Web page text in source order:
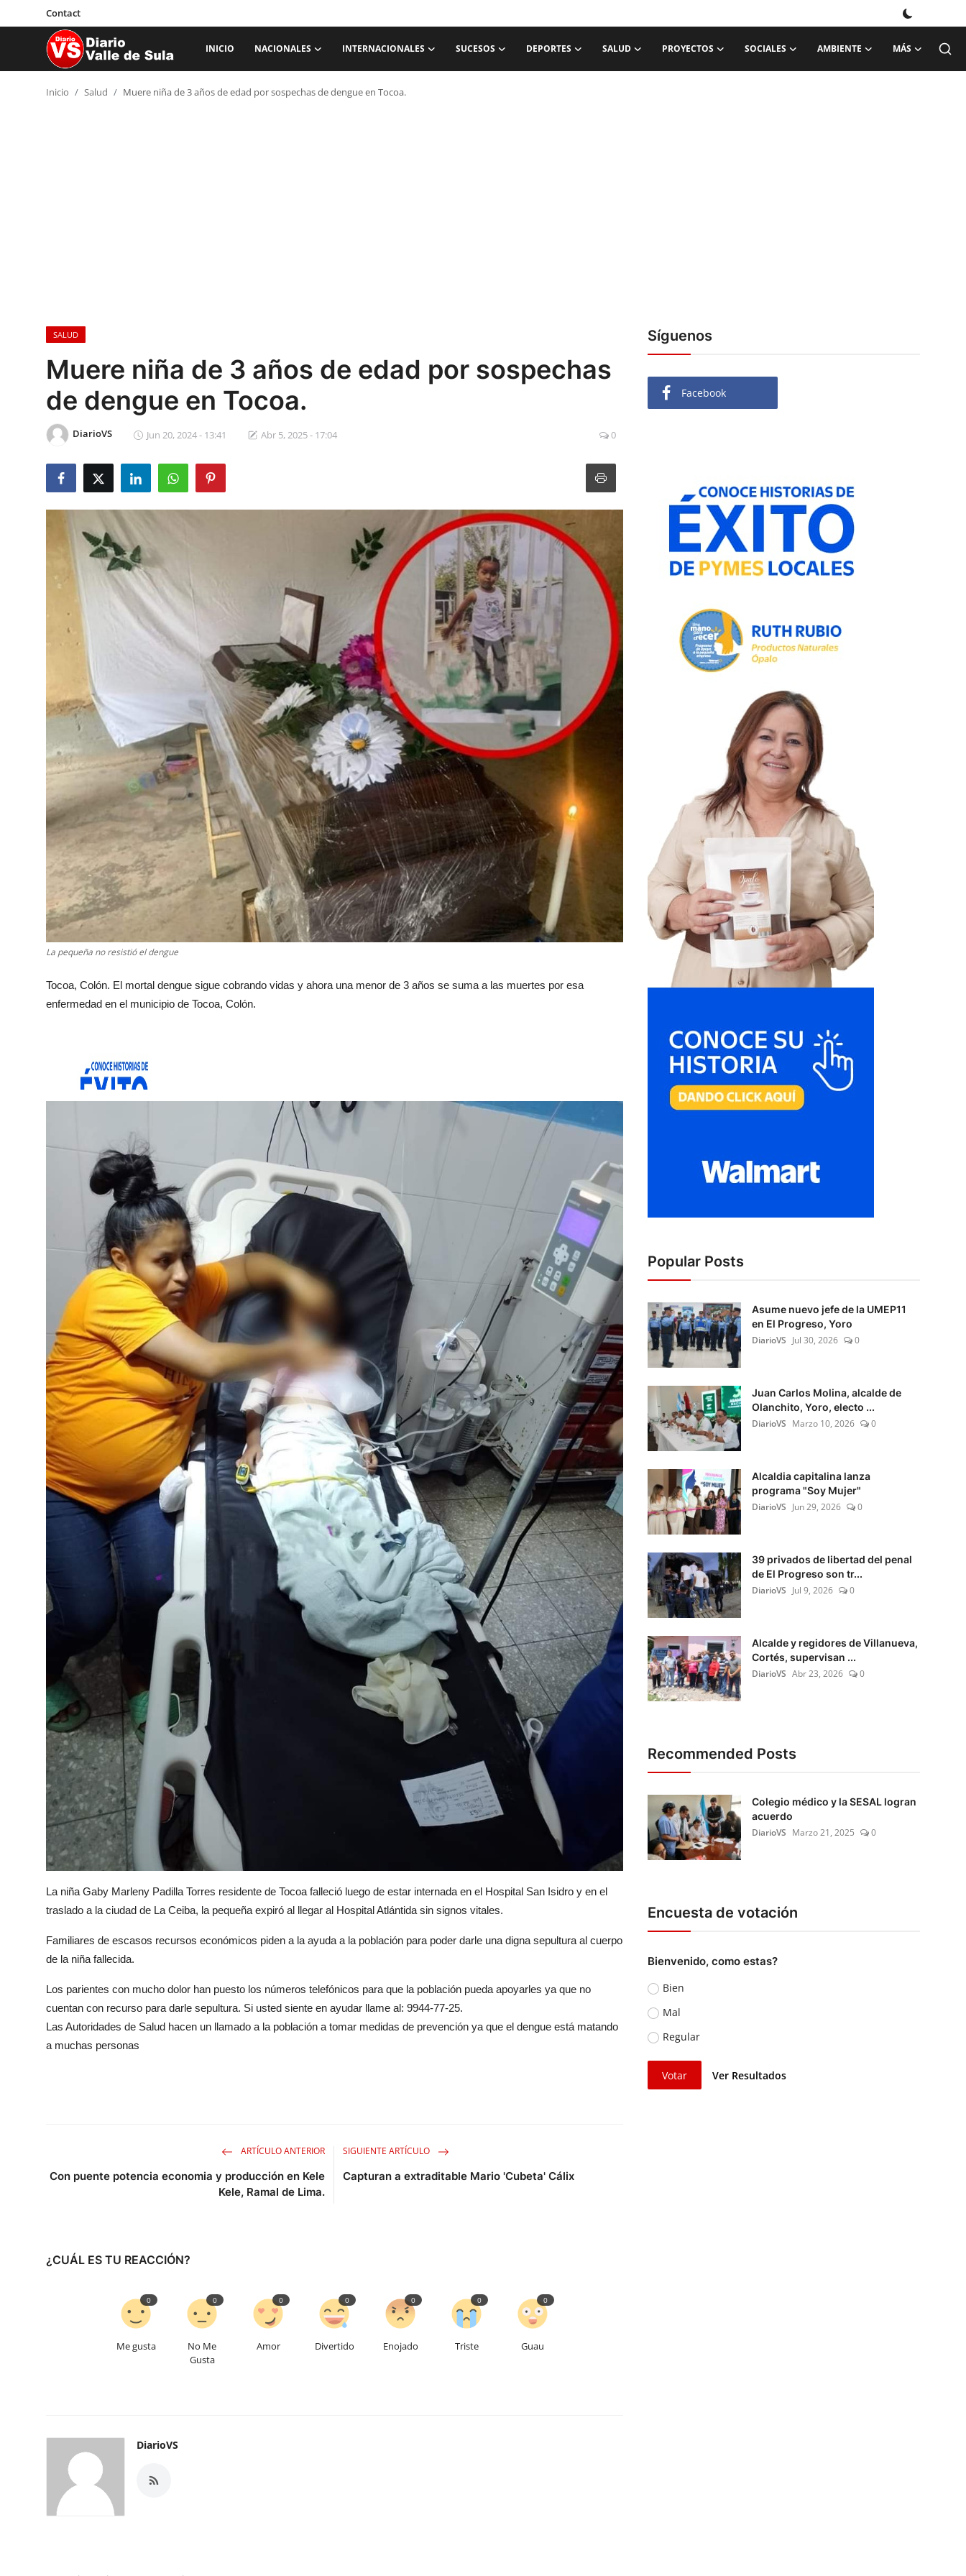
Contact
INICIO NACIONALES INTERNACIONALES SUCESOS DEPORTES SALUD PROYECTOS SOCIALES AMBIENTE MÁS
Sociales
Contact
Ambiente
Inicio Salud Muere niña de 3 años de edad por sospechas de dengue en Tocoa.
SALUD
Muere niña de 3 años de edad por sospechas
de dengue en Tocoa.
DiarioVS Jun 20, 2024 - 13:41 Abr 5, 2025 - 17:04 0
La pequeña no resistió el dengue
Tocoa, Colón. El mortal dengue sigue cobrando vidas y ahora una menor de 3 años se suma a las muertes por esa
enfermedad en el municipio de Tocoa, Colón.
La niña Gaby Marleny Padilla Torres residente de Tocoa falleció luego de estar internada en el Hospital San Isidro y en el
traslado a la ciudad de La Ceiba, la pequeña expiró al llegar al Hospital Atlántida sin signos vitales.
Familiares de escasos recursos económicos piden a la ayuda a la población para poder darle una digna sepultura al cuerpo
de la niña fallecida.
Los parientes con mucho dolor han puesto los números telefónicos para que la población pueda apoyarles ya que no
cuentan con recurso para darle sepultura. Si usted siente en ayudar llame al: 9944-77-25.
Las Autoridades de Salud hacen un llamado a la población a tomar medidas de prevención ya que el dengue está matando
a muchas personas
ARTÍCULO ANTERIOR
Con puente potencia economia y producción en Kele
Kele, Ramal de Lima.
SIGUIENTE ARTÍCULO
Capturan a extraditable Mario 'Cubeta' Cálix
¿CUÁL ES TU REACCIÓN?
Me gusta
0
No Me
Gusta
0
Amor
0
Divertido
0
Enojado
0
Triste
0
Guau
0
DiarioVS
Síguenos
Facebook
Popular Posts
Asume nuevo jefe de la UMEP11
en El Progreso, Yoro
DiarioVS Jul 30, 2026 0
Juan Carlos Molina, alcalde de
Olanchito, Yoro, electo ...
DiarioVS Marzo 10, 2026 0
Alcaldia capitalina lanza
programa "Soy Mujer"
DiarioVS Jun 29, 2026 0
39 privados de libertad del penal
de El Progreso son tr...
DiarioVS Jul 9, 2026 0
Alcalde y regidores de Villanueva,
Cortés, supervisan ...
DiarioVS Abr 23, 2026 0
Recommended Posts
Colegio médico y la SESAL logran
acuerdo
DiarioVS Marzo 21, 2025 0
Encuesta de votación
Bienvenido, como estas?
Bien
Mal
Regular
Votar Ver Resultados